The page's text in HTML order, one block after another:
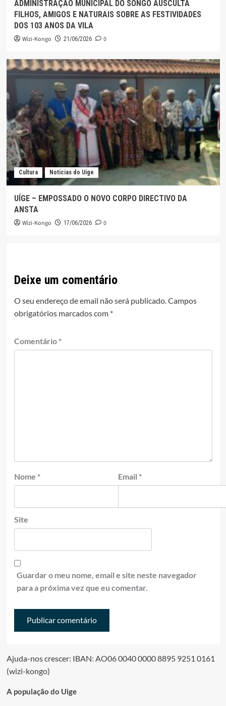
ADMINISTRAÇÃO MUNICIPAL DO SONGO AUSCULTA
FILHOS, AMIGOS E NATURAIS SOBRE AS FESTIVIDADES
DOS 103 ANOS DA VILA
Wizi-Kongo 21/06/2026 0
Cultura Noticias do Uige
UÍGE – EMPOSSADO O NOVO CORPO DIRECTIVO DA
ANSTA
Wizi-Kongo 17/06/2026 0
Deixe um comentário
O seu endereço de email não será publicado.Campos
obrigatórios marcados com *
Comentário *
Nome * Email *
Site
Guardar o meu nome, email e site neste navegador
para a próxima vez que eu comentar.
Ajuda-nos crescer: IBAN: AO06 0040 0000 8895 9251 0161
(wizi-kongo)
A população do Uige